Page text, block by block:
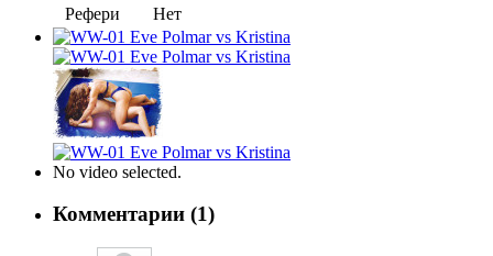
Рефери
Нет
No video selected.
Комментарии (1)